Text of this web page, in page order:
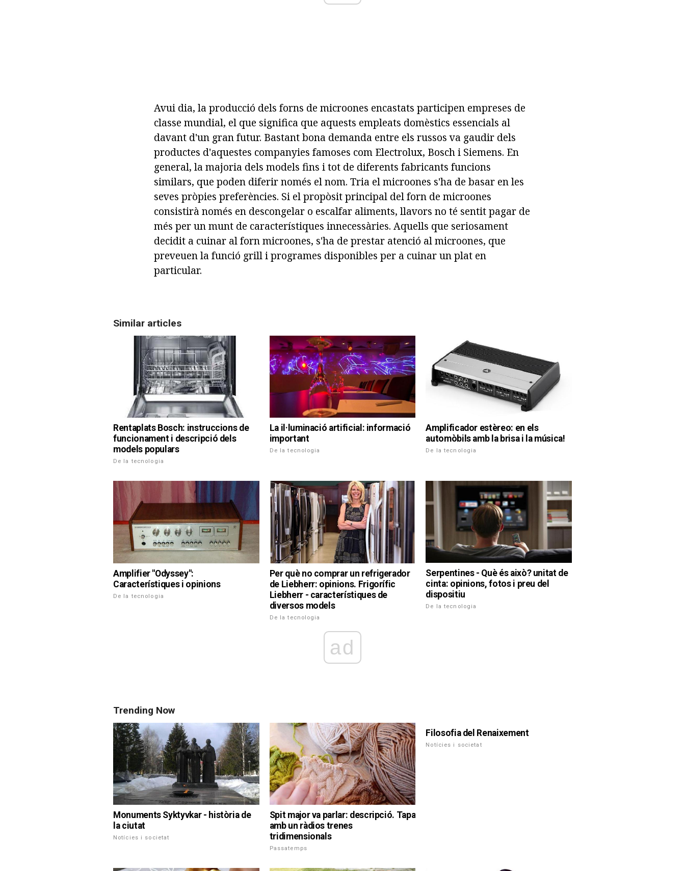
Avui dia, la producció dels forns de microones encastats participen empreses de
classe mundial, el que significa que aquests empleats domèstics essencials al
davant d'un gran futur. Bastant bona demanda entre els russos va gaudir dels
productes d'aquestes companyies famoses com Electrolux, Bosch i Siemens. En
general, la majoria dels models fins i tot de diferents fabricants funcions
similars, que poden diferir només el nom. Tria el microones s'ha de basar en les
seves pròpies preferències. Si el propòsit principal del forn de microones
consistirà només en descongelar o escalfar aliments, llavors no té sentit pagar de
més per un munt de característiques innecessàries. Aquells que seriosament
decidit a cuinar al forn microones, s'ha de prestar atenció al microones, que
preveuen la funció grill i programes disponibles per a cuinar un plat en
particular.
Similar articles
Rentaplats Bosch: instruccions de
funcionament i descripció dels
models populars
De la tecnologia
La il·luminació artificial: informació
important
De la tecnologia
Amplificador estèreo: en els
automòbils amb la brisa i la música!
De la tecnologia
Amplifier "Odyssey":
Característiques i opinions
De la tecnologia
Per què no comprar un refrigerador
de Liebherr: opinions. Frigorífic
Liebherr - característiques de
diversos models
De la tecnologia
Serpentines - Què és això? unitat de
cinta: opinions, fotos i preu del
dispositiu
De la tecnologia
ad
Trending Now
Monuments Syktyvkar - història de
la ciutat
Notícies i societat
Spit major va parlar: descripció. Tapa
amb un ràdios trenes
tridimensionals
Passatemps
Filosofia del Renaixement
Notícies i societat